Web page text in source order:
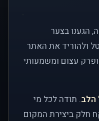
הגענו בצער
ולהוריד את האתר
עצום ומשמעותי
הלב. תודה לכל מי
חלק ביצירת המקום